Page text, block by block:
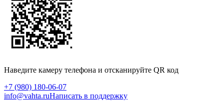
Наведите камеру телефона и отсканируйте QR код
+7 (980) 180-06-07
info@vahta.ruНаписать в поддержку